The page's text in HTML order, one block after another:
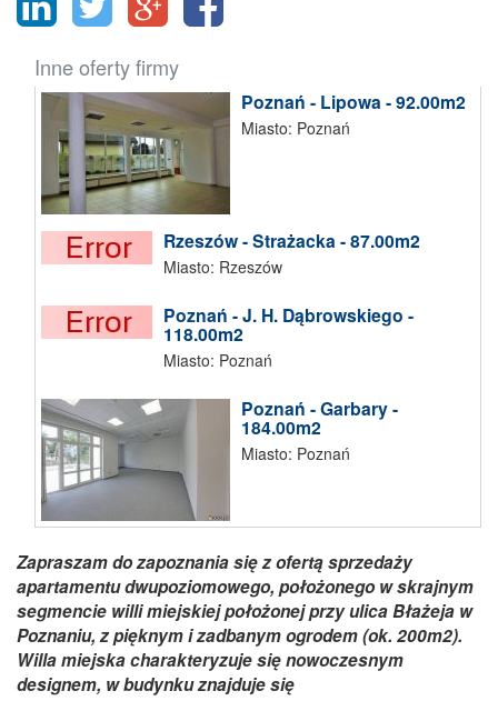
Inne oferty firmy
Poznań - Lipowa - 92.00m2
Miasto: Poznań
Rzeszów - Strażacka - 87.00m2
Miasto: Rzeszów
Poznań - J. H. Dąbrowskiego -
118.00m2
Miasto: Poznań
Poznań - Garbary -
184.00m2
Miasto: Poznań
Zapraszam do zapoznania się z ofertą sprzedaży
apartamentu dwupoziomowego, położonego w skrajnym
segmencie willi miejskiej położonej przy ulica Błażeja w
Poznaniu, z pięknym i zadbanym ogrodem (ok. 200m2).
Willa miejska charakteryzuje się nowoczesnym
designem, w budynku znajduje się